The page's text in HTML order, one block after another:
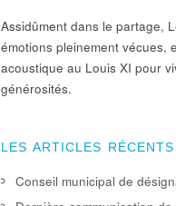
Assidûment dans le partage,
émotions pleinement vécues,
acoustique au Louis XI pour
générosités.
LES ARTICLES RÉCENTS
Conseil municipal de